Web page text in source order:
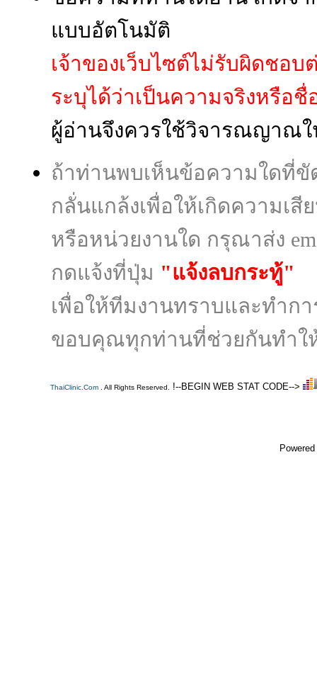
แบบอัตโนมัติ
เจ้าของเว็บไซต์ไม่รับผิดชอ
ระบุได้ว่าเป็นความจริงหรือ
ผู้อ่านจึงควรใช้วิจารณญาณใ
ถ้าท่านพบเห็นข้อความใดที่
กลั่นแกล้งเพื่อให้เกิดความเ
หรือหน่วยงานใด กรุณาส่ง
กดแจ้งที่ปุ่ม "แจ้งลบกระทู้"
เพื่อให้ทีมงานทราบและทำก
ขอบคุณทุกท่านที่ช่วยกันทำใ
ThaiClinic.Com . All Rights Reserved. !--BEGIN WEB STAT CODE-->